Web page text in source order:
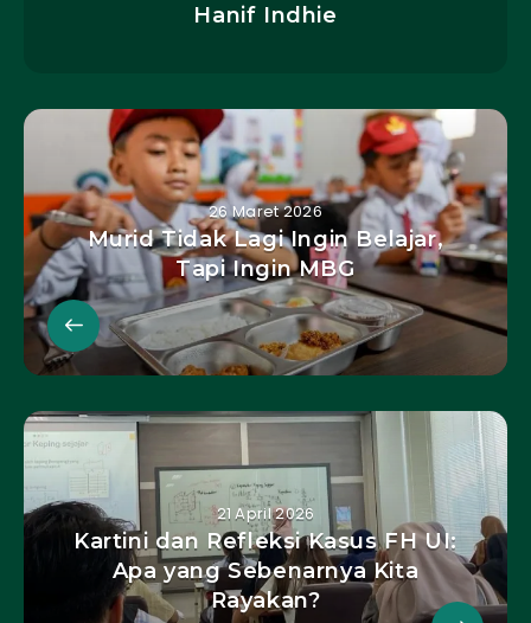
Hanif Indhie
26 Maret 2026
Murid Tidak Lagi Ingin Belajar,
Tapi Ingin MBG
21 April 2026
Kartini dan Refleksi Kasus FH UI:
Apa yang Sebenarnya Kita
Rayakan?